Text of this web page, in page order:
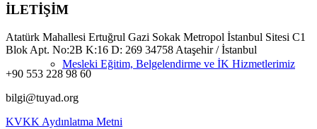
Mesleki Eğitim, Belgelendirme ve İK Hizmetlerimiz
İLETİŞİM
Atatürk Mahallesi Ertuğrul Gazi Sokak Metropol İstanbul Sitesi C1
Blok Apt. No:2B K:16 D: 269 34758 Ataşehir / İstanbul
+90 553 228 98 60
bilgi@tuyad.org
KVKK Aydınlatma Metni